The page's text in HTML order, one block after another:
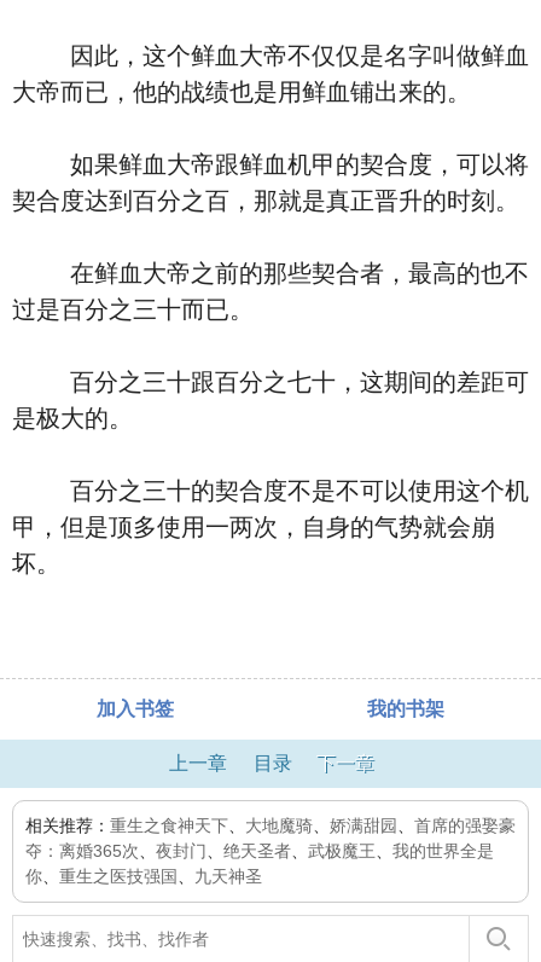
因此，这个鲜血大帝不仅仅是名字叫做鲜血
大帝而已，他的战绩也是用鲜血铺出来的。
如果鲜血大帝跟鲜血机甲的契合度，可以将
契合度达到百分之百，那就是真正晋升的时刻。
在鲜血大帝之前的那些契合者，最高的也不
过是百分之三十而已。
百分之三十跟百分之七十，这期间的差距可
是极大的。
百分之三十的契合度不是不可以使用这个机
甲，但是顶多使用一两次，自身的气势就会崩
坏。
加入书签 我的书架
上一章 目录 下一章
相关推荐： 重生之食神天下 大地魔骑 娇满甜园
首席的强娶豪
夺：离婚365次
夜封门 绝天圣者 武极魔王
我的世界全是
你
重生之医技强国 九天神圣